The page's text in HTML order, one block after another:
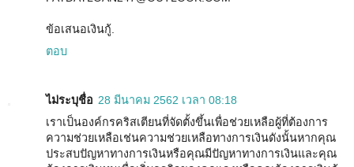
ข้อเสนอเงินกู้.
ตอบ
ไม่ระบุชื่อ 28 มีนาคม 2562 เวลา 08:18
เราเป็นองค์กรคริสเตียนที่จัดตั้งขึ้นเพื่อช่วยเหลือผู้ที่ต้องการ
ความช่วยเหลือเช่นความช่วยเหลือทางการเงินดังนั้นหากคุณ
ประสบปัญหาทางการเงินหรือคุณมีปัญหาทางการเงินและคุณ